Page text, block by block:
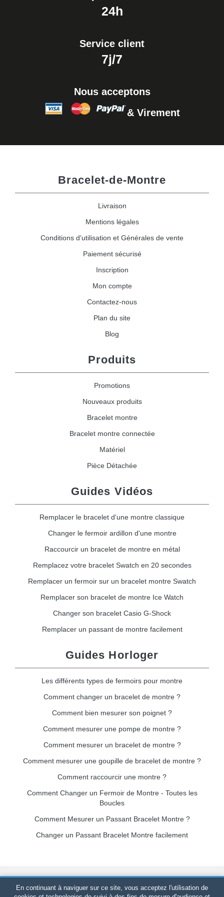
24h
Service client
7j/7
Nous acceptons
& Virement
Bracelet-de-Montre
Livraison
Mentions légales
Conditions d'utilisation et Générales de vente
Paiement sécurisé
Inscription
Mon compte
Contactez-nous
Plan du site
Blog
Produits
Promotions
Nouveaux produits
Bracelet montre
Bracelet montre connectée
Matériel
Pièce Détachée
Guides Vidéos
Remplacer le bracelet d'une montre classique
Changer le fermoir ardillon d'une montre
Raccourcir un bracelet de montre en métal
Remplacez votre bracelet Swatch en 20 secondes
Remplacer un fermoir sur un bracelet montre Swatch
Remplacer son bracelet de montre Ice Watch
Changer son bracelet Casio G-Shock
Remplacer un passant de montre facilement
Guides Horloger
Les différents types de fermoirs pour montre
Comment changer un bracelet de montre ?
Comment bien mesurer son poignet ?
Comment mesurer une pompe de montre ?
Comment mesurer un bracelet de montre ?
Comment mesurer une goupille de bracelet de montre ?
Comment raccourcir une montre ?
Comment Changer un Fermoir de Montre - Toutes les
Boucles
Comment Mesurer un Passant Bracelet Montre ?
Changer un Passant Bracelet Montre facilement
Bracelet-de-montre.com© 2026Tous droits réservés-SIRET
En continuant à naviguer sur ce site, vous acceptez l'utilisation de